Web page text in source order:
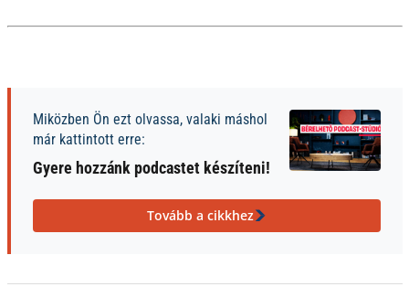
Miközben Ön ezt olvassa, valaki máshol
már kattintott erre:
Gyere hozzánk podcastet készíteni!
Tovább a cikkhez